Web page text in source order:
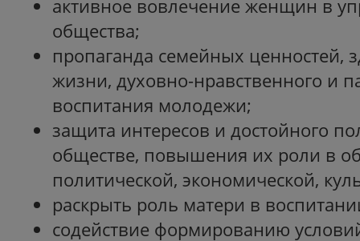
активное вовлечение женщин в
общества;
пропаганда семейных ценностей,
жизни, духовно-нравственного и
воспитания молодежи;
защита интересов и достойного
обществе, повышения их роли в
политической, экономической,
раскрыть роль матери в
содействие формированию